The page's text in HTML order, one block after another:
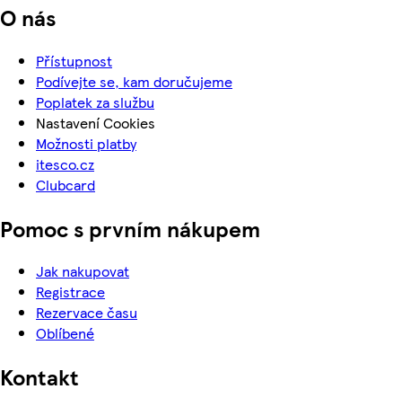
O nás
Přístupnost
Podívejte se, kam doručujeme
Poplatek za službu
Nastavení Cookies
Možnosti platby
itesco.cz
Clubcard
Pomoc s prvním nákupem
Jak nakupovat
Registrace
Rezervace času
Oblíbené
Kontakt